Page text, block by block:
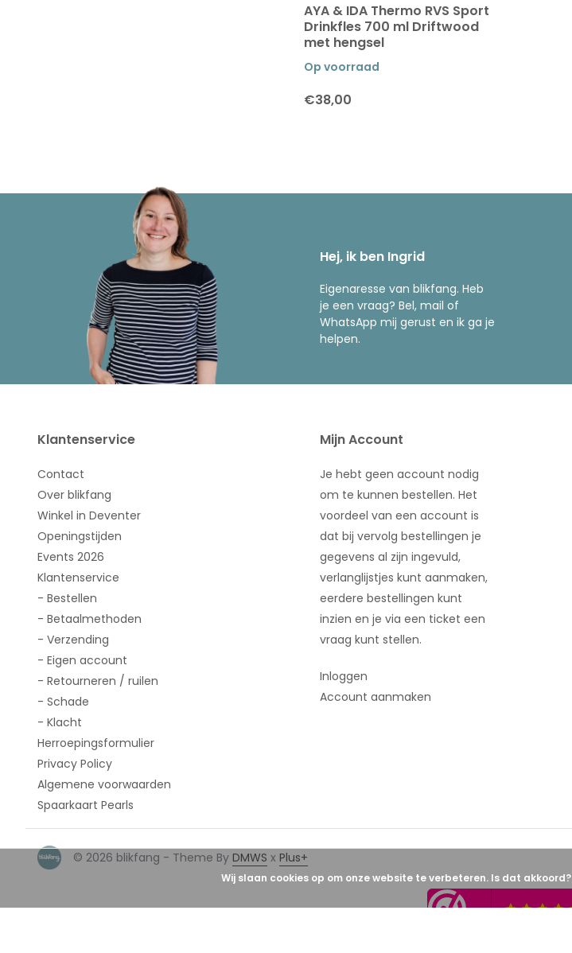
AYA & IDA Thermo RVS Sport
Drinkfles 700 ml Driftwood
met hengsel
Op voorraad
€38,00
Hej, ik ben Ingrid
Eigenaresse van blikfang. Heb
je een vraag? Bel, mail of
WhatsApp mij gerust en ik ga je
helpen.
Klantenservice
Contact
Over blikfang
Winkel in Deventer
Openingstijden
Events 2026
Klantenservice
- Bestellen
- Betaalmethoden
- Verzending
- Eigen account
- Retourneren / ruilen
- Schade
- Klacht
Herroepingsformulier
Privacy Policy
Algemene voorwaarden
Spaarkaart Pearls
Mijn Account
Je hebt geen account nodig
om te kunnen bestellen. Het
voordeel van een account is
dat bij vervolg bestellingen je
gegevens al zijn ingevuld,
verlanglijstjes kunt aanmaken,
eerdere bestellingen kunt
inzien en je via een ticket een
vraag kunt stellen.
Inloggen
Account aanmaken
© 2026 blikfang - Theme By DMWS x Plus+
Wij slaan cookies op om onze website te verbeteren. Is dat akkoord?